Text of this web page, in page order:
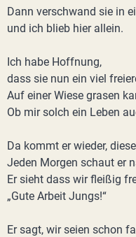
Dann verschwand sie in
und ich blieb hier allein.
Ich habe Hoffnung,
dass sie nun ein viel
Auf einer Wiese grasen
Ob mir solch ein Leben
Da kommt er wieder,
Jeden Morgen schaut er
Er sieht dass wir fleißig
„Gute Arbeit Jungs!“
Er sagt, wir seien schon